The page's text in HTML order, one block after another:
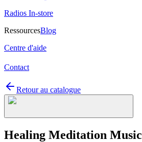
Radios In-store
RessourcesBlog
Centre d'aide
Contact
Retour au catalogue
Healing Meditation Music